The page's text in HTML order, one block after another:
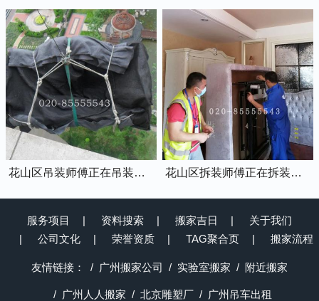
花山区吊装师傅正在吊装物品上楼 花山区拆装师傅正在拆装家具
服务项目 资料搜索 搬家吉日
关于我们
公司文化
荣誉资质 TAG聚合页 搬家流程
友情链接： 广州搬家公司 实验室搬家 附近搬家
广州人人搬家 北京雕塑厂 广州吊车出租